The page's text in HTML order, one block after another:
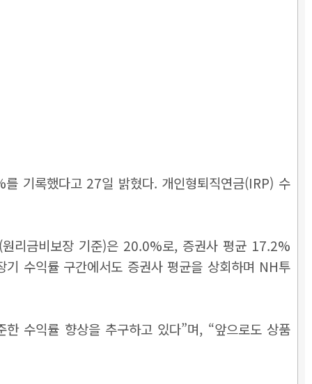
기록했다고 27일 밝혔다. 개인형퇴직연금(IRP) 수
리금비보장 기준)은 20.0%로, 증권사 평균 17.2%
수익률 구간에서도 증권사 평균을 상회하며 NH투
수익률 향상을 추구하고 있다”며, “앞으로도 상품